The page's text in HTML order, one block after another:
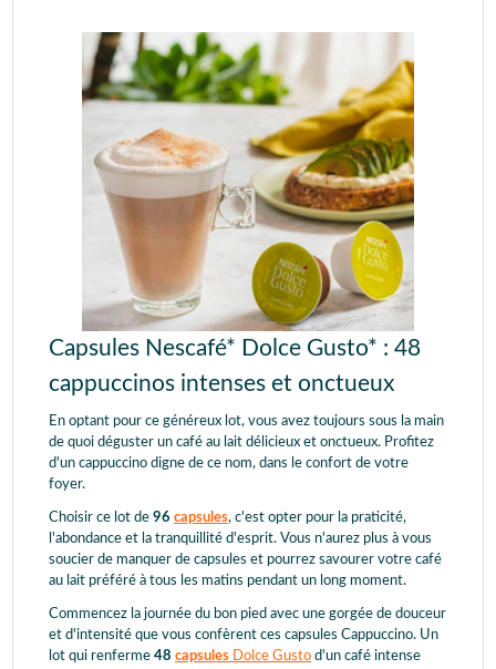
Capsules Nescafé* Dolce Gusto* : 48
cappuccinos intenses et onctueux
En optant pour ce généreux lot, vous avez toujours sous la main
de quoi déguster un café au lait délicieux et onctueux. Profitez
d'un cappuccino digne de ce nom, dans le confort de votre
foyer.
Choisir ce lot de 96 capsules, c'est opter pour la praticité,
l'abondance et la tranquillité d'esprit. Vous n'aurez plus à vous
soucier de manquer de capsules et pourrez savourer votre café
au lait préféré à tous les matins pendant un long moment.
Commencez la journée du bon pied avec une gorgée de douceur
et d'intensité que vous confèrent ces capsules Cappuccino. Un
lot qui renferme 48 capsules Dolce Gusto d'un café intense